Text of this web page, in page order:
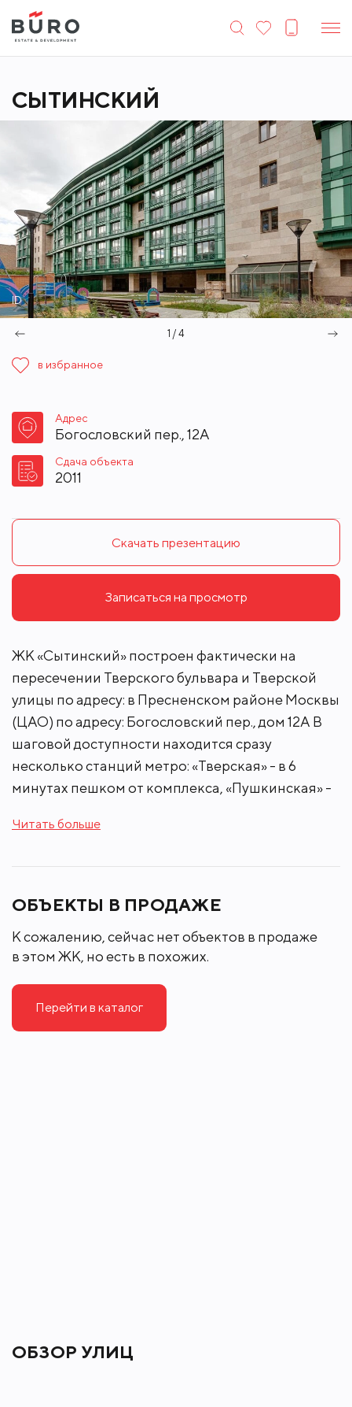
СЫТИНСКИЙ
1 / 4
ID
в избранное
Адрес
Богословский пер., 12А
Сдача объекта
2011
Скачать презентацию
Записаться на просмотр
ЖК «Сытинский» построен фактически на
пересечении Тверского бульвара и Тверской
улицы по адресу: в Пресненском районе Москвы
(ЦАО) по адресу: Богословский пер., дом 12А В
шаговой доступности находится сразу
несколько станций метро: «Тверская» - в 6
минутах пешком от комплекса, «Пушкинская» -
квартала, в котором находится данный ЖК, есть
350 м, Садово-Кудринская улица – 550 м,
окраин Москвы и, тем более выехать за город в
часы пик проблематично.
Читать больше
ОБЪЕКТЫ В ПРОДАЖЕ
К сожалению, сейчас нет объектов в продаже
в этом ЖК, но есть в похожих.
Перейти в каталог
ОБЗОР УЛИЦ